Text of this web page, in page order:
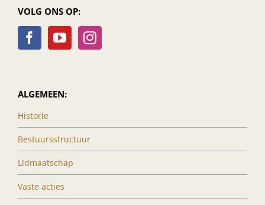
VOLG ONS OP:
ALGEMEEN:
Historie
Bestuursstructuur
Lidmaatschap
Vaste acties